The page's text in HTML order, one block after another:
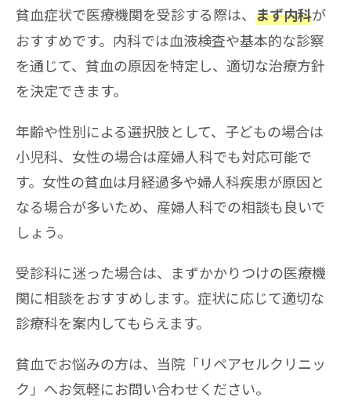
貧血症状で医療機関を受診する際は、 まず内科が
おすすめです。内科では血液検査や基本的な診察
を通じて、貧血の原因を特定し、適切な治療方針
を決定できます。
年齢や性別による選択肢として、子どもの場合は
小児科、女性の場合は産婦人科でも対応可能で
す。女性の貧血は月経過多や婦人科疾患が原因と
なる場合が多いため、産婦人科での相談も良いで
しょう。
受診科に迷った場合は、まずかかりつけの医療機
関に相談をおすすめします。症状に応じて適切な
診療科を案内してもらえます。
貧血でお悩みの方は、当院「リペアセルクリニッ
ク」へお気軽にお問い合わせください。